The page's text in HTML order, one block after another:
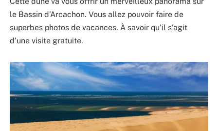
le Bassin d’Arcachon. Vous allez pouvoir faire de
superbes photos de vacances. À savoir qu’il s’agit
d’une visite gratuite.